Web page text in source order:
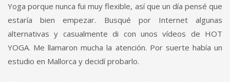
Yoga porque nunca fui muy flexible, así que un día pensé que
estaría bien empezar. Busqué por Internet algunas
alternativas y casualmente di con unos vídeos de HOT
YOGA. Me llamaron mucha la atención. Por suerte había un
estudio en Mallorca y decidí probarlo.